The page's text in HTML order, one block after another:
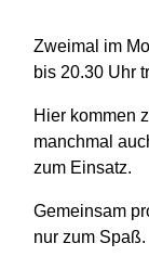
Zweimal im
bis 20.30 Uhr
Hier kommen
manchmal
zum Einsatz.
Gemeinsam
nur zum Spaß.